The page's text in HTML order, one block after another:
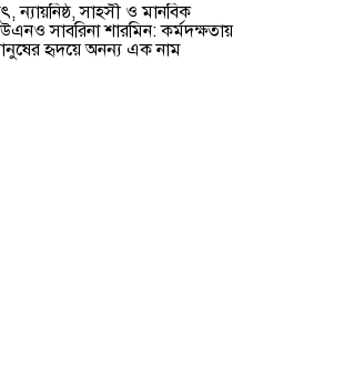
ন্যায়নিষ্ঠ, সাহসী ও মানবিক
সাবরিনা শারমিন: কর্মদক্ষতায়
হৃদয়ে অনন্য এক নাম